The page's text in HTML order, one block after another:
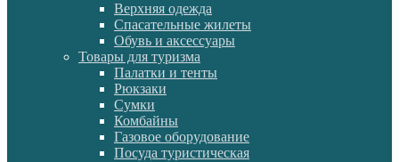
Верхняя одежда
Спасательные жилеты
Обувь и аксессуары
Товары для туризма
Палатки и тенты
Рюкзаки
Сумки
Комбайны
Газовое оборудование
Посуда туристическая